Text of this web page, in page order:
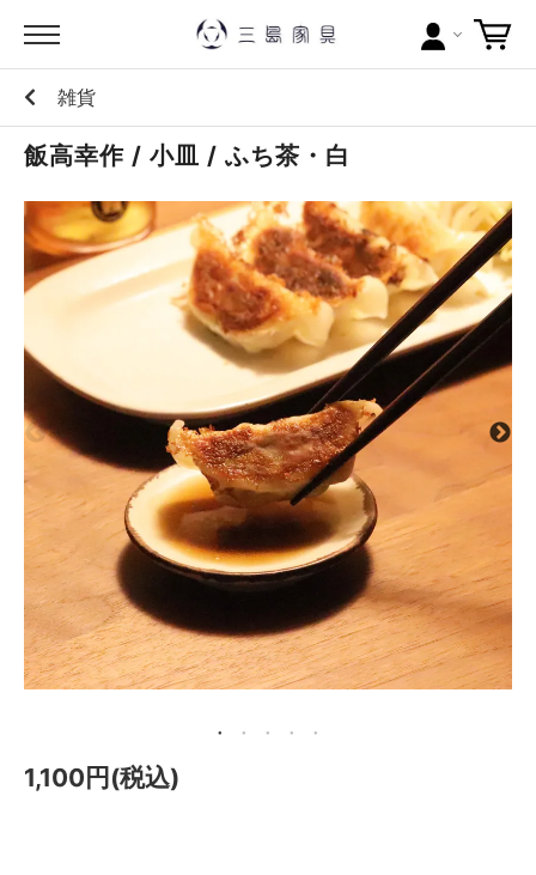
カテゴリー
ブランドから探す
問い合わせ
当店について
ポイントについて
配送料について
ラッピングについて
メールマガジン
Instagram
Facebook
雑貨
飯高幸作 / 小皿 / ふち茶・白
1,100円(税込)